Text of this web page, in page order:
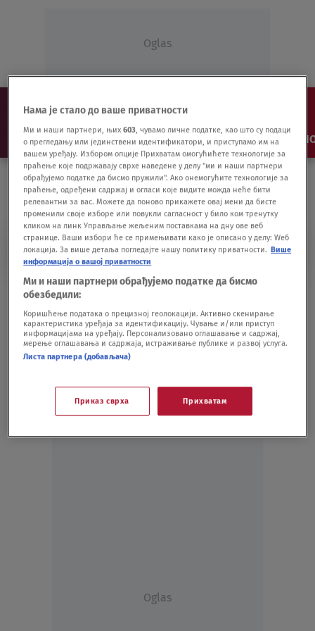
Oglas
NAJNOVIJE VESTI SHOW SPORT VIDEO
VELIKI DEČANI
protiv ekstremista
DRUŠTVO 14.03.21.
Oglas
Нама је стало до ваше приватности
Ми и наши партнери, њих603, чувамо личне податке, као што су подаци
о прегледању или јединствени идентификатори, и приступамо им на
вашем уређају. Избором опције Прихватам омогућићете технологије за
праћење које подржавају сврхе наведене у делу "ми и наши партнери
обрађујемо податке да бисмо пружили". Ако онемогућите технологије за
праћење, одређени садржај и огласи које видите можда неће бити
релевантни за вас. Можете да поново прикажете овај мени да бисте
променили своје изборе или повукли сагласност у било ком тренутку
кликом на линк Управљање жељеним поставкама на дну ове веб
странице. Ваши избори ће се примењивати како је описано у делу: Wеб
локација. За више детаља погледајте нашу политику приватности. Више
информација о вашој приватности
Ми и наши партнери обрађујемо податке да бисмо
обезбедили:
Коришћење података о прецизној геолокацији. Активно скенирање
карактеристика уређаја за идентификацију. Чување и/или приступ
информацијама на уређају. Персонализовано оглашавање и садржај,
мерење оглашавања и садржаја, истраживање публике и развој услуга.
Листа партнера (добављача)
Приказ сврха Прихватам